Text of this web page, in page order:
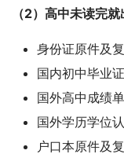
（2）高中未读完
身份证原件及
国内初中毕业
国外高中成绩
国外学历学位
户口本原件及